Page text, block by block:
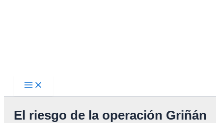
El riesgo de la operación Griñán